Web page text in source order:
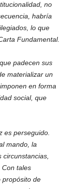
no
habría
lo que
Fundamental.
padecen sus
materializar un
en forma
social, que
es perseguido.
mando, la
Con tales
propósito de